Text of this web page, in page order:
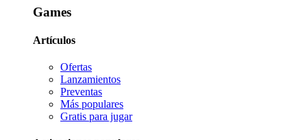
Games
Artículos
Ofertas
Lanzamientos
Preventas
Más populares
Gratis para jugar